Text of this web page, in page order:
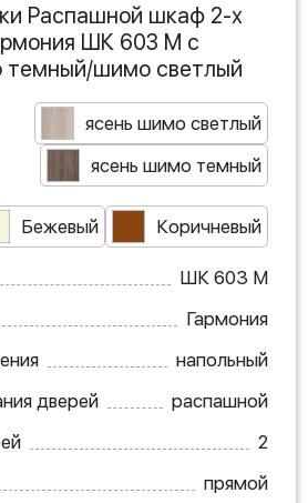
Распашной шкаф 2-х
ШК 603 М с
темный/шимо светлый
ясень шимо светлый
ясень шимо темный
Бежевый Коричневый
ШК 603 М
Гармония
напольный
дверей
распашной
2
прямой